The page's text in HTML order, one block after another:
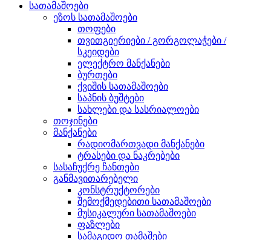
სათამაშოები
ეზოს სათამაშოები
თოფები
თვითგიერიები / გორგოლაჭები /
სკეიდები
ელექტრო მანქანები
ბურთები
ქვიშის სათამაშოები
საპნის ბუშტები
სახლები და სასრიალოები
თოჯინები
მანქანები
რადიომართვადი მანქანები
ტრასები და ნაკრებები
სასაჩუქრე ჩანთები
განმავითარებელი
კონსტრუქტორები
შემოქმედებითი სათამაშოები
მუსიკალური სათამაშოები
ფაზლები
სამაგიდო თამაშები